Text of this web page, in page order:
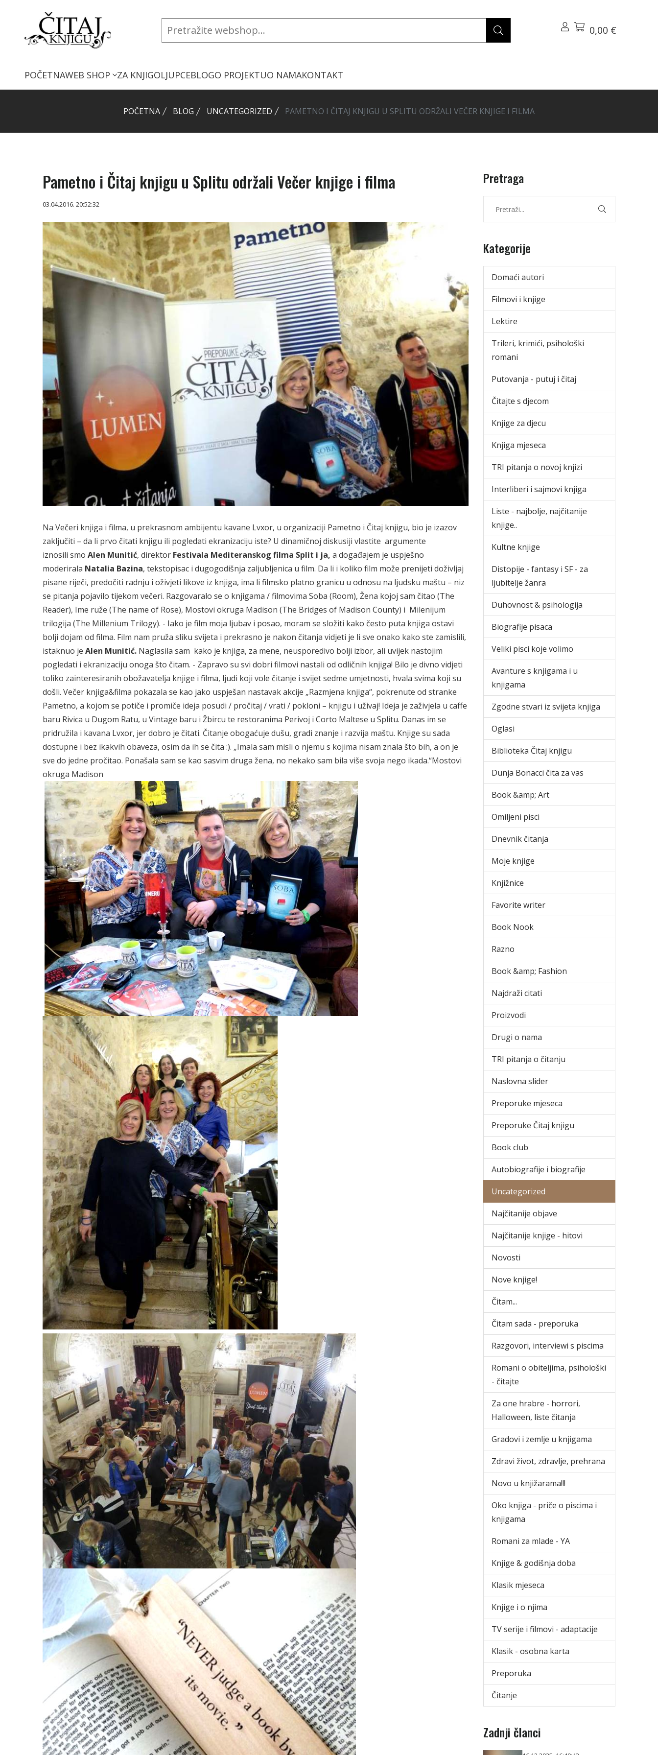
0,00 €
POČETNAWEB SHOP ZA KNJIGOLJUPCEBLOGO PROJEKTUO NAMAKONTAKT
POČETNA BLOG UNCATEGORIZED PAMETNO I ČITAJ KNJIGU U SPLITU ODRŽALI VEČER KNJIGE I FILMA
Pametno i Čitaj knjigu u Splitu održali Večer knjige i filma
03.04.2016. 20:52:32
Na Večeri knjiga i filma, u prekrasnom ambijentu kavane Lvxor, u organizaciji Pametno i Čitaj knjigu, bio je izazov
zaključiti – da li prvo čitati knjigu ili pogledati ekranizaciju iste? U dinamičnoj diskusiji vlastite argumente
iznosili smo Alen Munitić, direktor Festivala Mediteranskog filma Split i ja, a događajem je uspješno
moderirala Natalia Bazina, tekstopisac i dugogodišnja zaljubljenica u film. Da li i koliko film može prenijeti doživljaj
pisane riječi, predočiti radnju i oživjeti likove iz knjiga, ima li filmsko platno granicu u odnosu na ljudsku maštu – niz
se pitanja pojavilo tijekom večeri. Razgovaralo se o knjigama / filmovima Soba (Room), Žena kojoj sam čitao (The
Reader), Ime ruže (The name of Rose), Mostovi okruga Madison (The Bridges of Madison County) i Milenijum
trilogija (The Millenium Trilogy). - Iako je film moja ljubav i posao, moram se složiti kako često puta knjiga ostavi
bolji dojam od filma. Film nam pruža sliku svijeta i prekrasno je nakon čitanja vidjeti je li sve onako kako ste zamislili,
istaknuo je Alen Munitić. Naglasila sam kako je knjiga, za mene, neusporedivo bolji izbor, ali uvijek nastojim
pogledati i ekranizaciju onoga što čitam. - Zapravo su svi dobri filmovi nastali od odličnih knjiga! Bilo je divno vidjeti
toliko zainteresiranih obožavatelja knjige i filma, ljudi koji vole čitanje i svijet sedme umjetnosti, hvala svima koji su
došli. Večer knjiga&filma pokazala se kao jako uspješan nastavak akcije „Razmjena knjiga“, pokrenute od stranke
Pametno, a kojom se potiče i promiče ideja posudi / pročitaj / vrati / pokloni – knjigu i uživaj! Ideja je zaživjela u caffe
baru Rivica u Dugom Ratu, u Vintage baru i Žbircu te restoranima Perivoj i Corto Maltese u Splitu. Danas im se
pridružila i kavana Lvxor, jer dobro je čitati. Čitanje obogaćuje dušu, gradi znanje i razvija maštu. Knjige su sada
dostupne i bez ikakvih obaveza, osim da ih se čita :). „Imala sam misli o njemu s kojima nisam znala što bih, a on je
sve do jedne pročitao. Ponašala sam se kao sasvim druga žena, no nekako sam bila više svoja nego ikada.“Mostovi
okruga Madison
Pretraga
Kategorije
Domaći autori
Filmovi i knjige
Lektire
Trileri, krimići, psihološki
romani
Putovanja - putuj i čitaj
Čitajte s djecom
Knjige za djecu
Knjiga mjeseca
TRI pitanja o novoj knjizi
Interliberi i sajmovi knjiga
Liste - najbolje, najčitanije
knjige..
Kultne knjige
Distopije - fantasy i SF - za
ljubitelje žanra
Duhovnost & psihologija
Biografije pisaca
Veliki pisci koje volimo
Avanture s knjigama i u
knjigama
Zgodne stvari iz svijeta knjiga
Oglasi
Biblioteka Čitaj knjigu
Dunja Bonacci čita za vas
Book &amp; Art
Omiljeni pisci
Dnevnik čitanja
Moje knjige
Knjižnice
Favorite writer
Book Nook
Razno
Book &amp; Fashion
Najdraži citati
Proizvodi
Drugi o nama
TRI pitanja o čitanju
Naslovna slider
Preporuke mjeseca
Preporuke Čitaj knjigu
Book club
Autobiografije i biografije
Uncategorized
Najčitanije objave
Najčitanije knjige - hitovi
Novosti
Nove knjige!
Čitam...
Čitam sada - preporuka
Razgovori, interviewi s piscima
Romani o obiteljima, psihološki
- čitajte
Za one hrabre - horrori,
Halloween, liste čitanja
Gradovi i zemlje u knjigama
Zdravi život, zdravlje, prehrana
Novo u knjižarama!!!
Oko knjiga - priče o piscima i
knjigama
Romani za mlade - YA
Knjige & godišnja doba
Klasik mjeseca
Knjige i o njima
TV serije i filmovi - adaptacije
Klasik - osobna karta
Preporuka
Čitanje
Zadnji članci